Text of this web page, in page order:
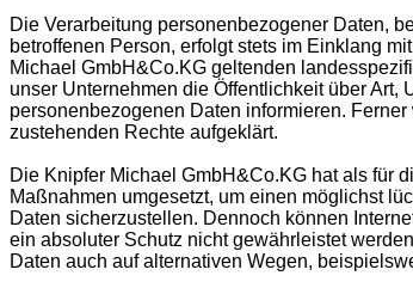
Die Verarbeitung personenbezogener Daten,
betroffenen Person, erfolgt stets im Einklang
Michael GmbH&Co.KG geltenden
unser Unternehmen die Öffentlichkeit über Art,
personenbezogenen Daten informieren.
zustehenden Rechte aufgeklärt.
Die Knipfer Michael GmbH&Co.KG hat als für
Maßnahmen umgesetzt, um einen möglichst
Daten sicherzustellen. Dennoch können
ein absoluter Schutz nicht gewährleistet
Daten auch auf alternativen Wegen,